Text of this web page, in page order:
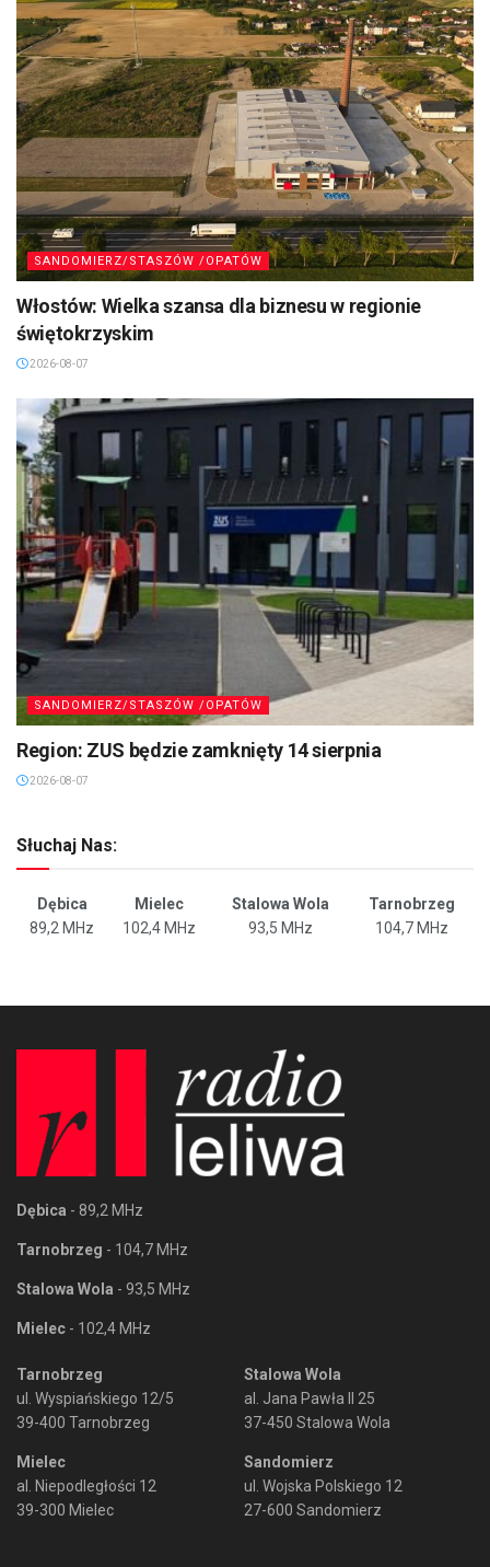
SANDOMIERZ/STASZÓW /OPATÓW
Włostów: Wielka szansa dla biznesu w regionie
świętokrzyskim
2026-08-07
SANDOMIERZ/STASZÓW /OPATÓW
Region: ZUS będzie zamknięty 14 sierpnia
2026-08-07
Słuchaj Nas:
Dębica Mielec Stalowa Wola
Tarnobrzeg
89,2 MHz
102,4 MHz 93,5 MHz 104,7 MHz
Dębica - 89,2 MHz
Tarnobrzeg - 104,7 MHz
Stalowa Wola - 93,5 MHz
Mielec - 102,4 MHz
Tarnobrzeg
ul. Wyspiańskiego 12/5
39-400 Tarnobrzeg
Mielec
al. Niepodległości 12
39-300 Mielec
Stalowa Wola
al. Jana Pawła II 25
37-450 Stalowa Wola
Sandomierz
ul. Wojska Polskiego 12
27-600 Sandomierz